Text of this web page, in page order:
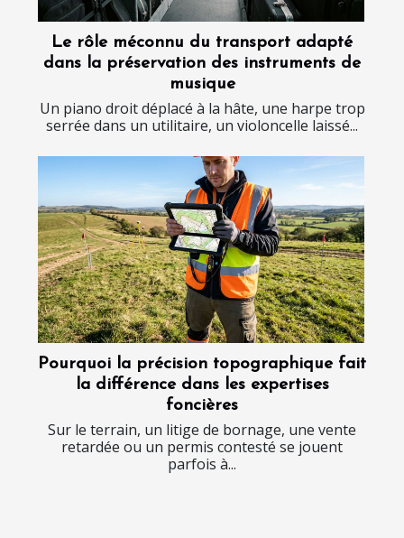
Le rôle méconnu du transport adapté
dans la préservation des instruments de
musique
Un piano droit déplacé à la hâte, une harpe trop
serrée dans un utilitaire, un violoncelle laissé...
Pourquoi la précision topographique fait
la différence dans les expertises
foncières
Sur le terrain, un litige de bornage, une vente
retardée ou un permis contesté se jouent
parfois à...